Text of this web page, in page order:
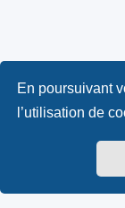
En poursuivant
l’utilisation de